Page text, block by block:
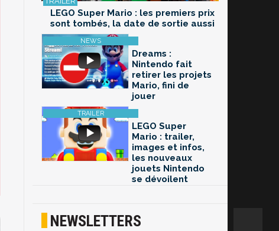
LEGO Super Mario : les premiers prix
sont tombés, la date de sortie aussi
Dreams :
Nintendo fait
retirer les projets
Mario, fini de
jouer
LEGO Super
Mario : trailer,
images et infos,
les nouveaux
jouets Nintendo
se dévoilent
NEWSLETTERS